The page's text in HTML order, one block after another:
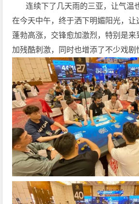
连续下了几天雨的三亚，让气温
在今天中午，终于洒下明媚阳光，让
蓬勃高涨，交锋愈加激烈，特别是来
加残酷刺激，同时也增添了不少戏剧